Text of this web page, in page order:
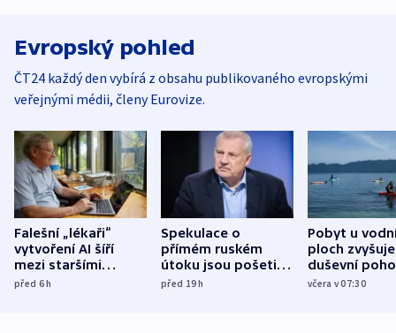
Evropský pohled
ČT24 každý den vybírá z obsahu publikovaného evropskými
veřejnými médii, členy Eurovize.
Falešní „lékaři“
vytvoření AI šíří
mezi staršími
Poláky nebezpečné
před 6h
Spekulace o
přímém ruském
útoku jsou pošetilé,
míní estonský
před 19h
Pobyt u
ploch zvyšuje
duševní
ukázala
včera v 07:30